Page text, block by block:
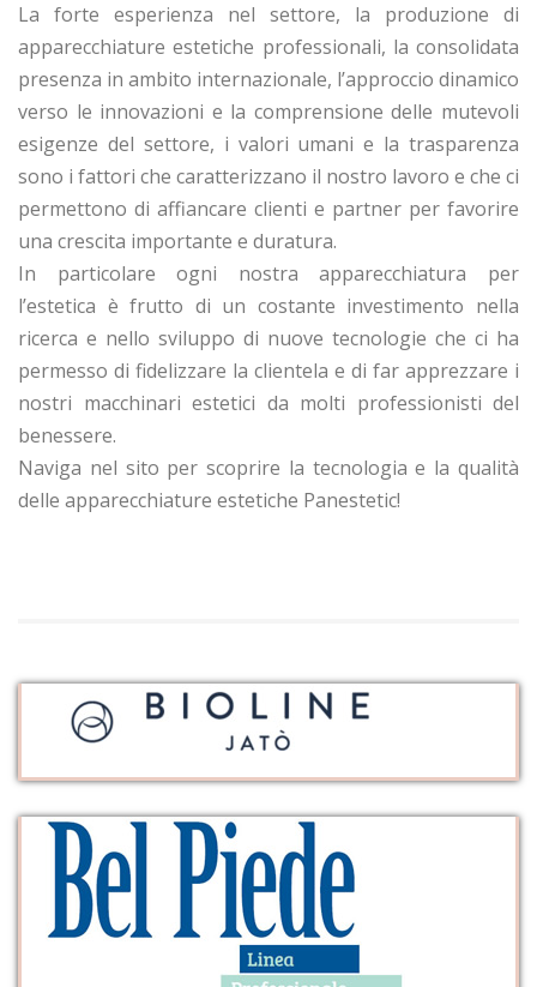
La forte esperienza nel settore, la produzione di
apparecchiature estetiche professionali, la consolidata
presenza in ambito internazionale, l’approccio dinamico
verso le innovazioni e la comprensione delle mutevoli
esigenze del settore, i valori umani e la trasparenza
sono i fattori che caratterizzano il nostro lavoro e che ci
permettono di affiancare clienti e partner per favorire
una crescita importante e duratura.
In particolare ogni nostra apparecchiatura per
l’estetica è frutto di un costante investimento nella
ricerca e nello sviluppo di nuove tecnologie che ci ha
permesso di fidelizzare la clientela e di far apprezzare i
nostri macchinari estetici da molti professionisti del
benessere.
Naviga nel sito per scoprire la tecnologia e la qualità
delle apparecchiature estetiche Panestetic!